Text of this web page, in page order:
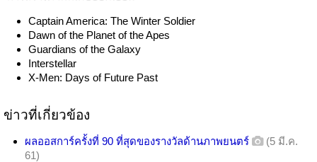
Captain America: The Winter Soldier
Dawn of the Planet of the Apes
Guardians of the Galaxy
Interstellar
X-Men: Days of Future Past
ข่าวที่เกี่ยวข้อง
ผลออสการ์ครั้งที่ 90 ที่สุดของรางวัลด้านภาพยนตร์
(5 มี.ค.
61)